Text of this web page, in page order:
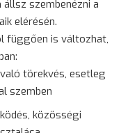
szembenézni a
elérésén.
függően is változhat,
törekvés, esetleg
szemben
közösségi